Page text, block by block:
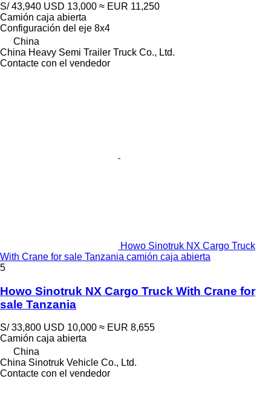
S/ 43,940 USD 13,000 ≈ EUR 11,250
Camión caja abierta
Configuración del eje 8x4
China
China Heavy Semi Trailer Truck Co., Ltd.
Contacte con el vendedor
Howo Sinotruk NX Cargo Truck
With Crane for sale Tanzania camión caja abierta
5
Howo Sinotruk NX Cargo Truck With Crane for
sale Tanzania
S/ 33,800 USD 10,000 ≈ EUR 8,655
Camión caja abierta
China
China Sinotruk Vehicle Co., Ltd.
Contacte con el vendedor